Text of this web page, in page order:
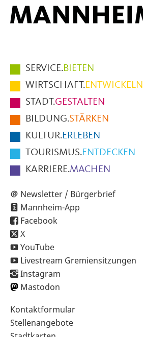
Hauptmenüpunkte
im
Fußbereich
der
Seite
SERVICE.BIETEN
WIRTSCHAFT.ENTWICKELN
STADT.GESTALTEN
BILDUNG.STÄRKEN
KULTUR.ERLEBEN
TOURISMUS.ENTDECKEN
KARRIERE.MACHEN
Newsletter / Bürgerbrief
Mannheim-App
Facebook
X
YouTube
Livestream Gremiensitzungen
Instagram
Mastodon
Sekundärnavigation
im
Kontaktformular
Stellenangebote